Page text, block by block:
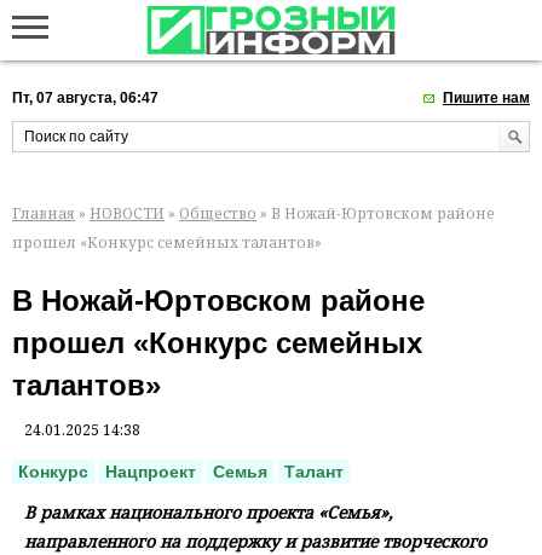
Пт, 07 августа, 06:47 Пишите нам
Главная » НОВОСТИ » Общество » В Ножай-Юртовском районе
прошел «Конкурс семейных талантов»
В Ножай-Юртовском районе
прошел «Конкурс семейных
талантов»
24.01.2025 14:38
Конкурс Нацпроект Семья Талант
В рамках национального проекта «Семья»,
направленного на поддержку и развитие творческого